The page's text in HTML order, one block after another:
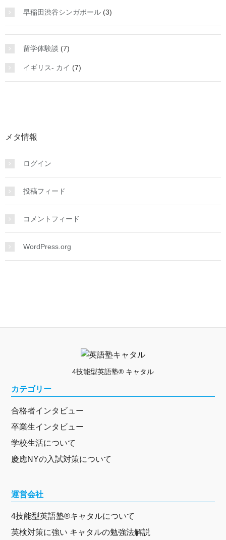
早稲田渋谷シンガポール (3)
留学体験談 (7)
イギリス- カイ (7)
メタ情報
ログイン
投稿フィード
コメントフィード
WordPress.org
4技能型英語塾® キャタル
カテゴリー
合格者インタビュー
卒業生インタビュー
学校生活について
慶應NYの入試対策について
運営会社
4技能型英語塾®キャタルについて
英検対策に強い キャタルの勉強法解説